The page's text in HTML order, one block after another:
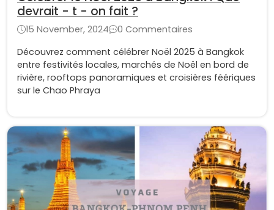
devrait - t - on fait ?
15 November, 2024
0 Commentaires
Découvrez comment célébrer Noël 2025 à Bangkok
entre festivités locales, marchés de Noël en bord de
rivière, rooftops panoramiques et croisières féériques
sur le Chao Phraya